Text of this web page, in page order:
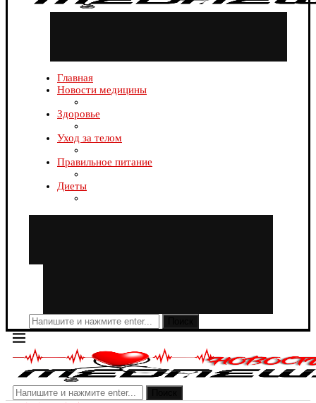
Главная
Новости медицины
Здоровье
Уход за телом
Правильное питание
Диеты